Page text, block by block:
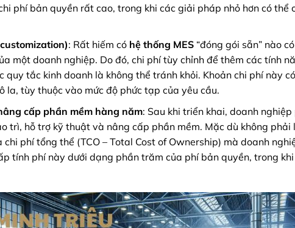
phí bản quyền rất cao, trong khi các giải pháp nhỏ hơn có thể
: Rất hiếm có hệ thống MES“đóng gói sẵn” nào
một doanh nghiệp. Do đó, chi phí tùy chỉnh để thêm các tính
quy tắc kinh doanh là không thể tránh khỏi. Khoản chi phí này
la, tùy thuộc vào mức độ phức tạp của yêu cầu.
cấp phần mềm hàng năm: Sau khi triển khai, doanh
trì, hỗ trợ kỹ thuật và nâng cấp phần mềm. Mặc dù không phải
chi phí tổng thể (TCO – Total Cost of Ownership) mà doanh
tính phí này dưới dạng phần trăm của phí bản quyền, trong